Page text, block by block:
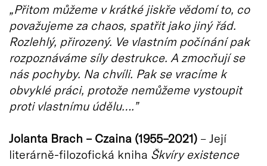
„Přitom můžeme v krátké jiskře vědomí to, co
považujeme za chaos, spatřit jako jiný řád.
Rozlehlý, přirozený. Ve vlastním počínání pak
rozpoznáváme síly destrukce. A zmocňují se
nás pochyby. Na chvíli. Pak se vracíme k
obvyklé práci, protože nemůžeme vystoupit
proti vlastnímu údělu….”
Jolanta Brach – Czaina (1955–2021) – Její
literárně-filozofická kniha Škvíry existence